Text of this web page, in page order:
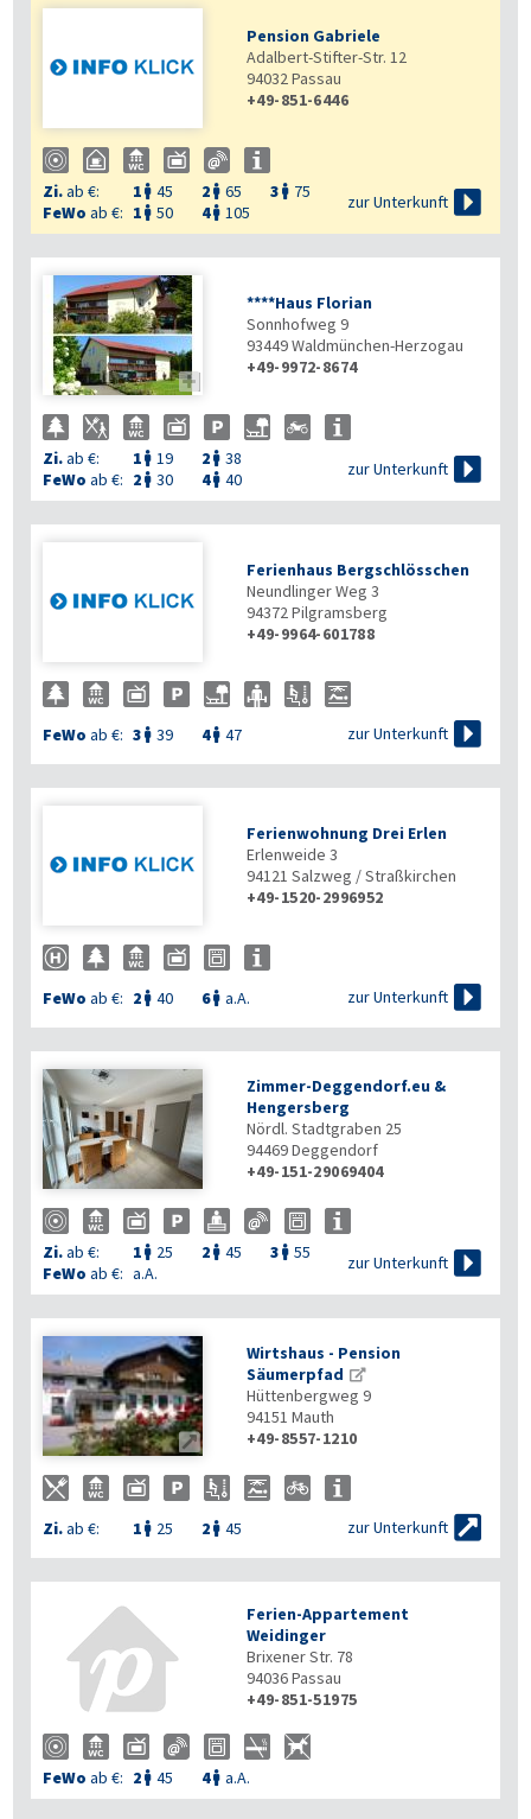
Pension Gabriele
Adalbert-Stifter-Str. 12
94032Passau
+49-851-6446
Zi.ab €: 1  45 2  65 3  75
FeWo ab €: 1  50 4 105
zur Unterkunft 

****Haus Florian
Sonnhofweg 9
93449Waldmünchen-Herzogau
+49-9972-8674
Zi.ab €: 1  19 2  38
FeWo ab €: 2  30 4 40
zur Unterkunft 
Ferienhaus Bergschlösschen
Neundlinger Weg 3
94372Pilgramsberg
+49-9964-601788
FeWo ab €: 3  39 4 47 zur Unterkunft 
Ferienwohnung Drei Erlen
Erlenweide 3
94121 Salzweg / Straßkirchen
+49-1520-2996952
FeWo ab €: 2  40 6 a.A. zur Unterkunft 
Zimmer-Deggendorf.eu &
Hengersberg
Nördl. Stadtgraben 25
94469Deggendorf
+49-151-29069404
Zi.ab €: 1  25 2  45 3  55
FeWo ab €: a.A.
zur Unterkunft 

Wirtshaus - Pension
Säumerpfad
Hüttenbergweg 9
94151 Mauth
+49-8557-1210
Zi.ab €: 1  25 2  45 zur Unterkunft 
Ferien-Appartement
Weidinger
Brixener Str. 78
94036Passau
+49-851-51975
FeWo ab €: 2  45 4 a.A.